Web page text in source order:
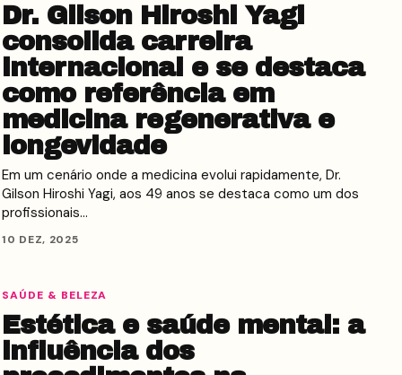
Dr. Gilson Hiroshi Yagi
consolida carreira
internacional e se destaca
como referência em
medicina regenerativa e
longevidade
Em um cenário onde a medicina evolui rapidamente, Dr.
Gilson Hiroshi Yagi, aos 49 anos se destaca como um dos
profissionais…
10 DEZ, 2025
SAÚDE & BELEZA
Estética e saúde mental: a
influência dos